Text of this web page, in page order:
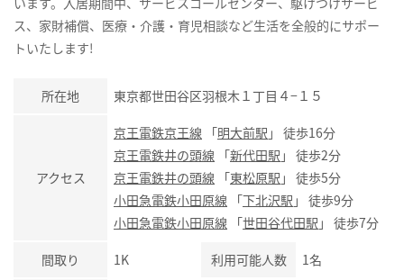
ス、家財補償、医療・介護・育児相談など生活を全般的にサポー
トいたします!
所在地 東京都世田谷区羽根木１丁目４−１５
アクセス
京王電鉄京王線 「明大前駅 」 徒歩16分
京王電鉄井の頭線 「新代田駅 」 徒歩2分
京王電鉄井の頭線 「東松原駅 」 徒歩5分
小田急電鉄小田原線 「下北沢駅 」 徒歩9分
小田急電鉄小田原線 「世田谷代田駅 」 徒歩7分
間取り 1K 利用可能人数 1名